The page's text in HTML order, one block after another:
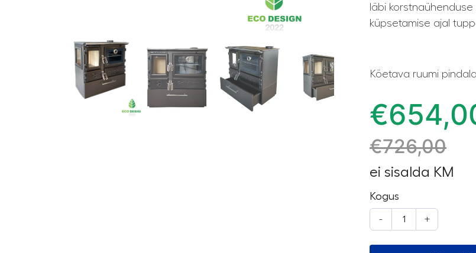
läbi
küpsetamise ajal
Köetava ruumi
€
€726,00
ei sisalda KM
Kogus
- +